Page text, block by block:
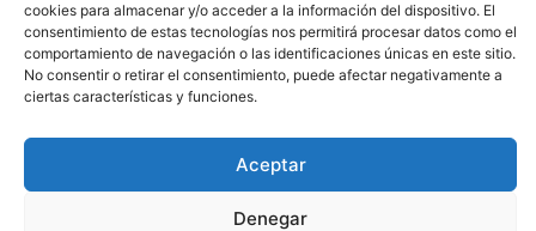
cookies para almacenar y/o acceder a la información del dispositivo. El
consentimiento de estas tecnologías nos permitirá procesar datos como el
comportamiento de navegación o las identificaciones únicas en este sitio.
No consentir o retirar el consentimiento, puede afectar negativamente a
ciertas características y funciones.
Aceptar
Denegar
4 |1 |122